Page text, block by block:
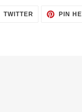
TWITTER TWITTEREN
PIN